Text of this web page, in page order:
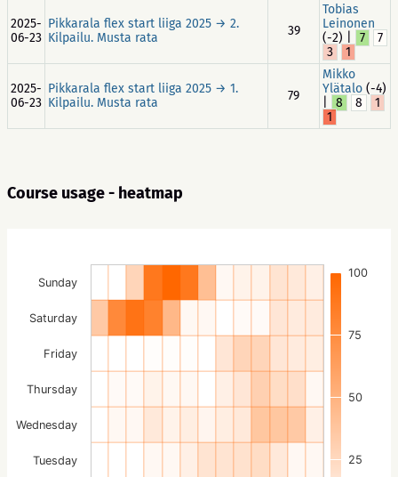
2025-
06-23
Pikkarala flex start liiga 2025 → 2.
Kilpailu. Musta rata
39
Tobias
Leinonen
(-2) |
7
7
3
1
2025-
06-23
Pikkarala flex start liiga 2025 → 1.
Kilpailu. Musta rata
79
Mikko
Ylätalo (-4)
8 8
1
1
Course usage - heatmap
25
50
75
100
Tuesday
Wednesday
Thursday
Friday
Saturday
Sunday